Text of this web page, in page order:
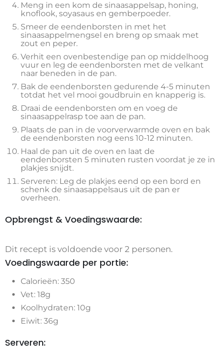
Meng in een kom de sinaasappelsap, honing,
knoflook, soyasaus en gemberpoeder.
Smeer de eendenborsten in met het
sinaasappelmengsel en breng op smaak met
zout en peper.
Verhit een ovenbestendige pan op middelhoog
vuur en leg de eendenborsten met de velkant
naar beneden in de pan.
Bak de eendenborsten gedurende 4-5 minuten
totdat het vel mooi goudbruin en knapperig is.
Draai de eendenborsten om en voeg de
sinaasappelrasp toe aan de pan.
Plaats de pan in de voorverwarmde oven en bak
de eendenborsten nog eens 10-12 minuten.
Haal de pan uit de oven en laat de
eendenborsten 5 minuten rusten voordat je ze in
plakjes snijdt.
Serveren: Leg de plakjes eend op een bord en
schenk de sinaasappelsaus uit de pan er
overheen.
Opbrengst & Voedingswaarde:
Dit recept is voldoende voor 2 personen.
Voedingswaarde per portie:
Calorieën: 350
Vet: 18g
Koolhydraten: 10g
Eiwit: 36g
Serveren: